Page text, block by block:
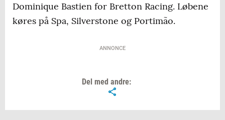
Dominique Bastien for Bretton Racing. Løbene
køres på Spa, Silverstone og Portimão.
ANNONCE
Del med andre: